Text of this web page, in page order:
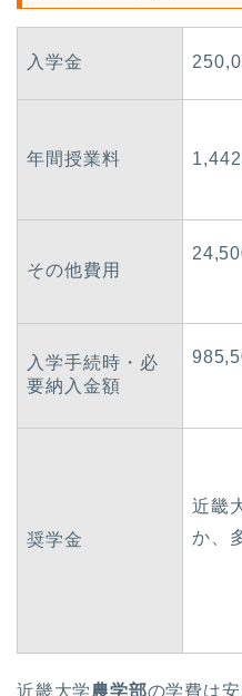
入学金
年間授業料
その他費用
入学手続時・必
要納入金額
奨学金
近畿
か、
近畿大学農学部の学費は